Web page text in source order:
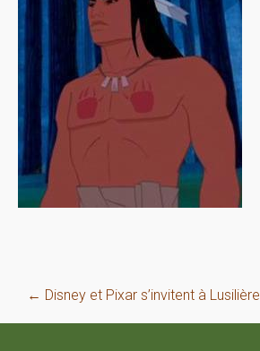
Post
navigation
← Disney et Pixar s’invitent à Lusilière